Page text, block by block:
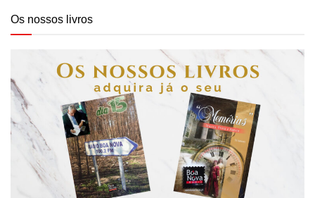
Os nossos livros